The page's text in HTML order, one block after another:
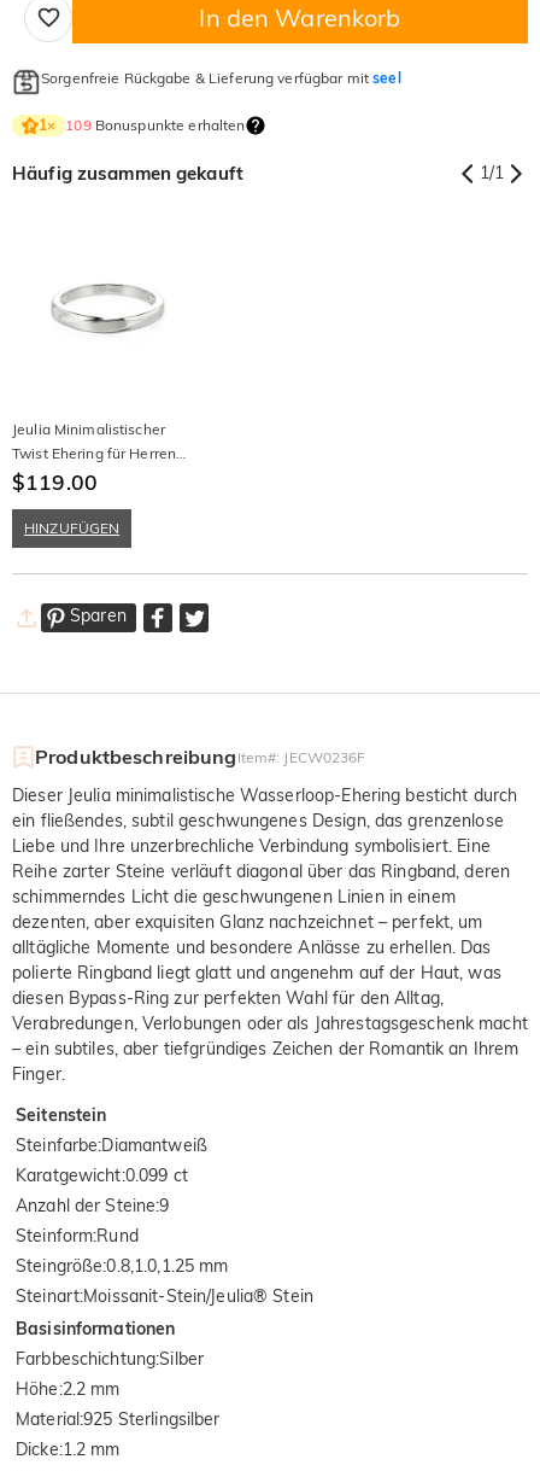
In den Warenkorb
Sorgenfreie Rückgabe & Lieferung verfügbar mitseel
1× 109Bonuspunkte erhalten
Häufig zusammen gekauft 1/1
Jeulia Minimalistischer
Twist Ehering für Herren
aus Sterling Silber
$119.00
HINZUFÜGEN
Sparen
Produktbeschreibung Item#: JECW0236F
Dieser Jeulia minimalistische Wasserloop-Ehering besticht durch
ein fließendes, subtil geschwungenes Design, das grenzenlose
Liebe und Ihre unzerbrechliche Verbindung symbolisiert. Eine
Reihe zarter Steine verläuft diagonal über das Ringband, deren
schimmerndes Licht die geschwungenen Linien in einem
dezenten, aber exquisiten Glanz nachzeichnet – perfekt, um
alltägliche Momente und besondere Anlässe zu erhellen. Das
polierte Ringband liegt glatt und angenehm auf der Haut, was
diesen Bypass-Ring zur perfekten Wahl für den Alltag,
Verabredungen, Verlobungen oder als Jahrestagsgeschenk macht
– ein subtiles, aber tiefgründiges Zeichen der Romantik an Ihrem
Finger.
Seitenstein
Steinfarbe:Diamantweiß
Karatgewicht:0.099 ct
Anzahl der Steine:9
Steinform:Rund
Steingröße:0.8,1.0,1.25 mm
Steinart:Moissanit-Stein/Jeulia® Stein
Basisinformationen
Farbbeschichtung:Silber
Höhe:2.2 mm
Material:925 Sterlingsilber
Dicke:1.2 mm